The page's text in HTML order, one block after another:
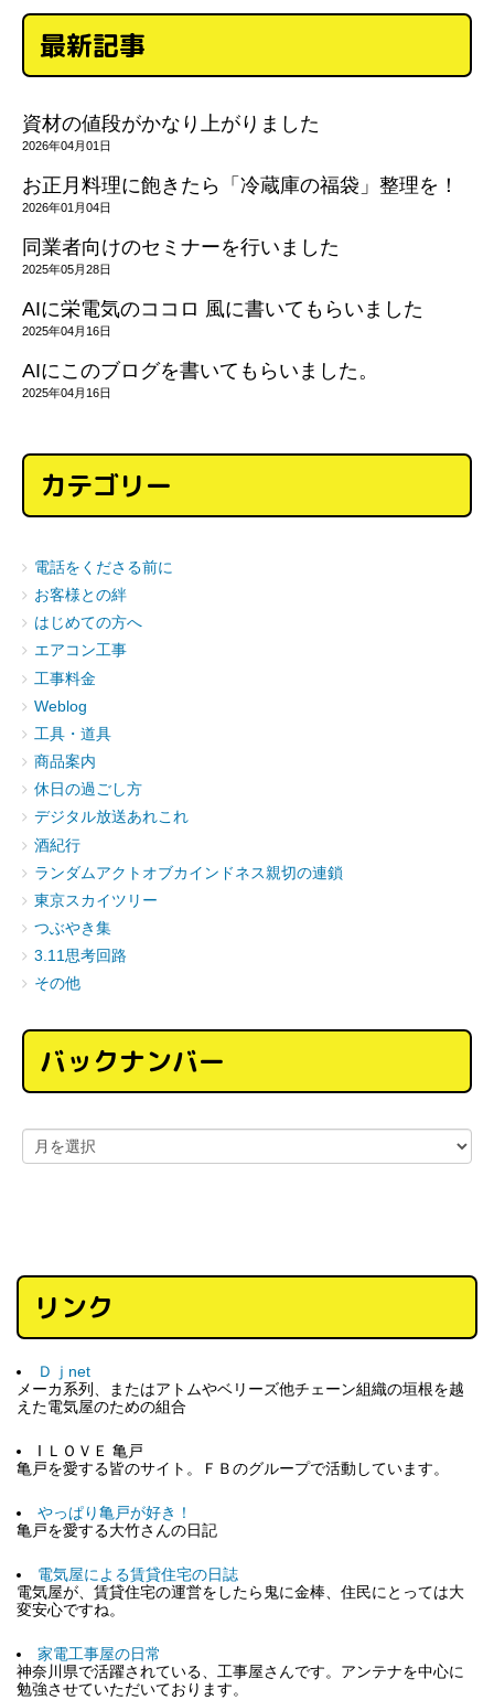
最新記事
資材の値段がかなり上がりました
2026年04月01日
お正月料理に飽きたら「冷蔵庫の福袋」整理を！
2026年01月04日
同業者向けのセミナーを行いました
2025年05月28日
AIに栄電気のココロ 風に書いてもらいました
2025年04月16日
AIにこのブログを書いてもらいました。
2025年04月16日
カテゴリー
電話をくださる前に
お客様との絆
はじめての方へ
エアコン工事
工事料金
Weblog
工具・道具
商品案内
休日の過ごし方
デジタル放送あれこれ
酒紀行
ランダムアクトオブカインドネス親切の連鎖
東京スカイツリー
つぶやき集
3.11思考回路
その他
バックナンバー
リンク
Ｄｊnet
メーカ系列、またはアトムやベリーズ他チェーン組織の垣根を越
えた電気屋のための組合
I ＬＯＶＥ 亀戸
亀戸を愛する皆のサイト。ＦＢのグループで活動しています。
やっぱり亀戸が好き！
亀戸を愛する大竹さんの日記
電気屋による賃貸住宅の日誌
電気屋が、賃貸住宅の運営をしたら鬼に金棒、住民にとっては大
変安心ですね。
家電工事屋の日常
神奈川県で活躍されている、工事屋さんです。アンテナを中心に
勉強させていただいております。